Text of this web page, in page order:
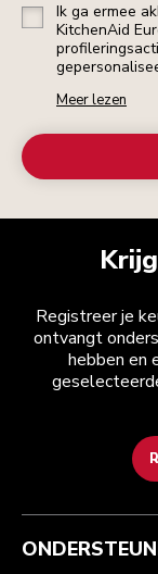
Ik ga ermee
KitchenAid
Meer lezen
Registreer je
ontvangt
hebben en
Health check
Je bestelling volgen
Garantie en
Algemene
Retournering en
Imprint
Het merk
Zoek een winkel